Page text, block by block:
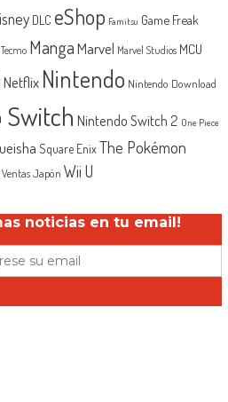
DLC eShop Famitsu Game Freak
MangaMarvel Marvel Studios MCU
Netflix Nintendo Nintendo Download
Switch Nintendo Switch 2 One Piece
Square EnixThe Pokémon
Ventas Japón Wii U
noticias en tu email!